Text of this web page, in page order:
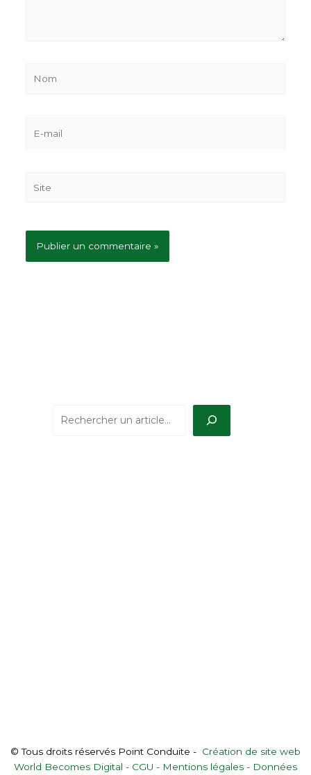
mail
© Tous droits réservés Point Conduite - Création de site web
World Becomes Digital - CGU - Mentions légales - Données